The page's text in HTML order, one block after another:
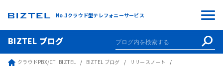
No.1クラウド型テレフォニーサービス
BIZTEL ブログ
クラウドPBX/CTI BIZTEL BIZTEL ブログ
リリースノート